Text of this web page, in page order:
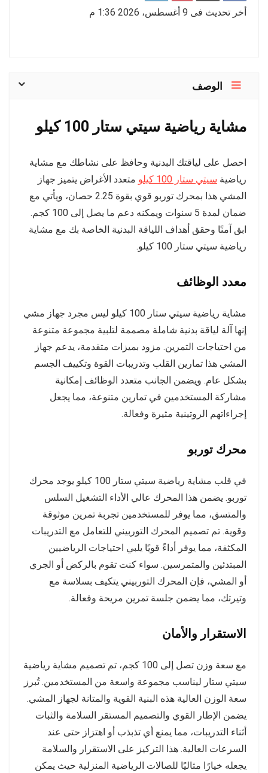
أخر تحديث فى 9 أغسطس، 2026 1:36 م
الوصف
مشاية رياضية سيتي ستار 100 كيلو
احصل على لياقتك البدنية وحافظ على نشاطك مع مشاية
رياضية سيتي ستار 100 كيلو
متعدد الأغراض يتميز جهاز
المشي هذا بمحرك توربو قوي بقوة 2.25 حصان، ويأتي مع
ضمان لمدة 5 سنوات ويمكنه دعم ما يصل إلى 100 كجم.
ابق آمنًا وحقق أهداف اللياقة البدنية الخاصة بك مع مشاية
رياضية سيتي ستار 100 كيلو.
معدد الوظائف
مشاية رياضية سيتي ستار 100 كيلو ليس مجرد جهاز مشي
إنها آلة لياقة بدنية شاملة مصممة لتلبية مجموعة متنوعة
من احتياجات التمرين. مزود بميزات متقدمة، يدعم جهاز
المشي هذا تمارين القلب وتدريبات القوة وتكييف الجسم
بشكل عام. ويضمن الجانب متعدد الوظائف إمكانية
مشاركة المستخدمين في تمارين متنوعة، مما يجعل
إجراءاتهم الروتينية مثيرة وفعالة.
محرك توربو
في قلب مشاية رياضية سيتي ستار 100 كيلو يوجد محرك
توربو. يضمن هذا المحرك عالي الأداء التشغيل السلس
والمتسق، مما يوفر للمستخدمين تجربة تمرين موثوقة
وقوية. تم تصميم المحرك التوربيني للتعامل مع التدريبات
المكثفة، مما يوفر أداءً قويًا يلبي احتياجات الرياضيين
المبتدئين والمتمرسين. سواء كنت تقوم بالركض أو الجري
أو المشي، فإن المحرك التوربيني يتكيف بسلاسة مع
وتيرتك، مما يضمن جلسة تمرين مريحة وفعالة.
الاستقرار والأمان
مع سعة وزن تصل إلى 100 كجم، تم تصميم مشاية رياضية
سيتي ستار ليناسب مجموعة واسعة من المستخدمين. تُبرز
سعة الوزن العالية هذه البنية القوية والمتانة لجهاز المشي.
يضمن الإطار القوي والتصميم المستقر السلامة والثبات
أثناء التدريبات، مما يمنع أي تذبذب أو اهتزاز حتى عند
السرعات العالية. هذا التركيز على الاستقرار والسلامة
يجعله خيارًا مثاليًا للصالات الرياضية المنزلية حيث يمكن